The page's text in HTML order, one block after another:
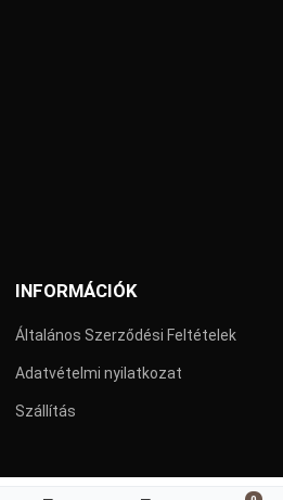
INFORMÁCIÓK
Általános Szerződési Feltételek
Adatvételmi nyilatkozat
Szállítás